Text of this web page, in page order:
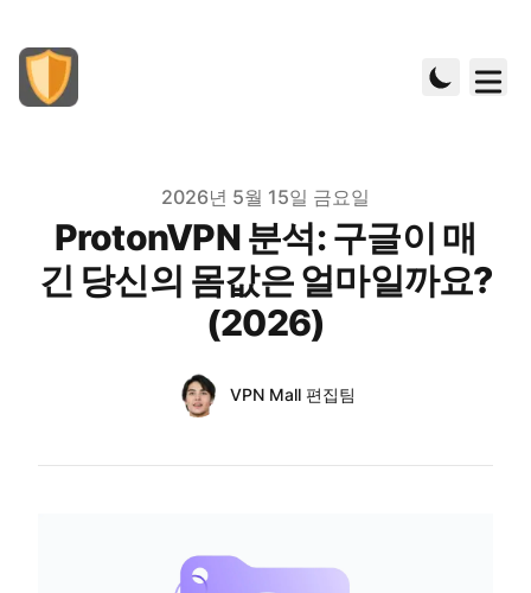
2026년 5월 15일 금요일
ProtonVPN 분석: 구글이 매
긴 당신의 몸값은 얼마일까요?
(2026)
Name
VPN Mall 편집팀